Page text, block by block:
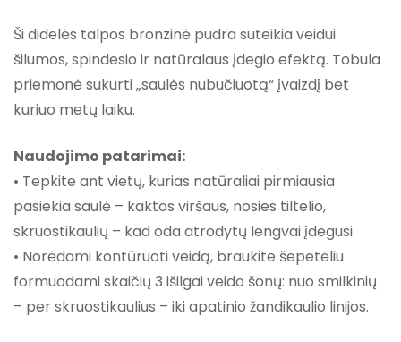
Ši didelės talpos bronzinė pudra suteikia veidui
šilumos, spindesio ir natūralaus įdegio efektą. Tobula
priemonė sukurti „saulės nubučiuotą“ įvaizdį bet
kuriuo metų laiku.
Naudojimo patarimai:
• Tepkite ant vietų, kurias natūraliai pirmiausia
pasiekia saulė – kaktos viršaus, nosies tiltelio,
skruostikaulių – kad oda atrodytų lengvai įdegusi.
• Norėdami kontūruoti veidą, braukite šepetėliu
formuodami skaičių 3 išilgai veido šonų: nuo smilkinių
– per skruostikaulius – iki apatinio žandikaulio linijos.